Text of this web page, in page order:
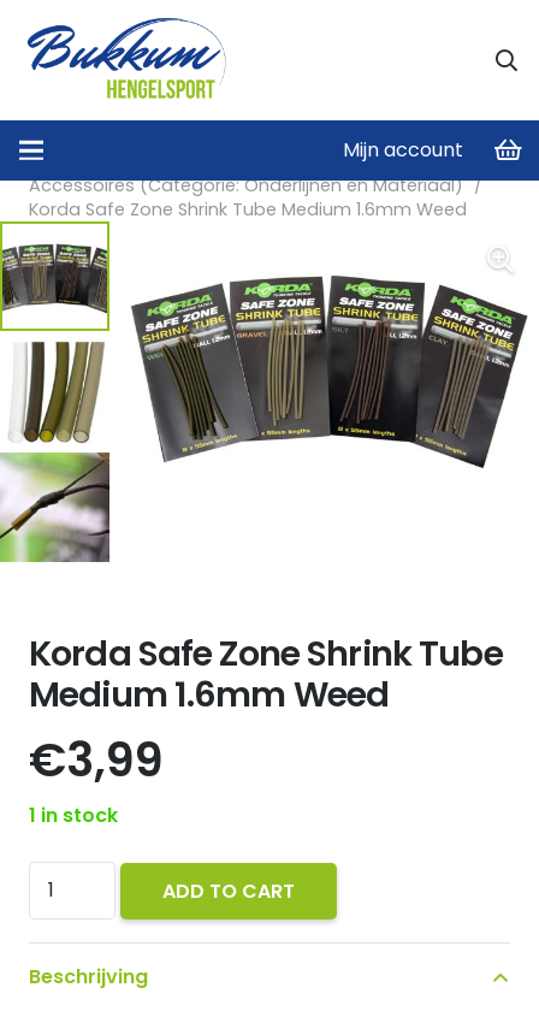
Mijn account
Home
Accessoires (Categorie: Onderlijnen en Materiaal) /
Korda Safe Zone Shrink Tube Medium 1.6mm Weed
Korda Safe Zone Shrink Tube
Medium 1.6mm Weed
€3,99
1 in stock
Korda
Safe
Zone
Shrink
ADD TO CART
Beschrijving